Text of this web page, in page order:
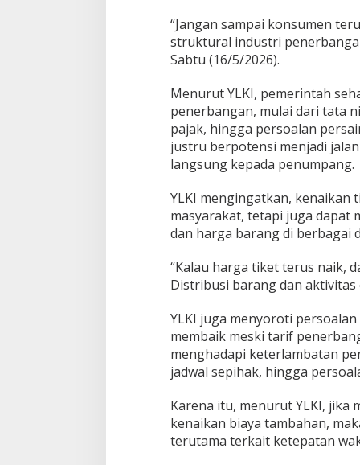
p
a
n
g
T
a
m
e
n
g
K
r
i
s
s
M
a
k
a
p
a
“Jangan sampai konsumen
struktural industri
Sabtu (16/5/2026).
Menurut YLKI, pemerintah
penerbangan, mulai dari tata
pajak, hingga persoalan
justru berpotensi menjadi
langsung kepada penumpang.
YLKI mengingatkan, kenaikan
masyarakat, tetapi juga dapat
dan harga barang di berbagai
“Kalau harga tiket terus naik,
Distribusi barang dan
YLKI juga menyoroti
membaik meski tarif
menghadapi keterlambatan
jadwal sepihak, hingga
Karena itu, menurut YLKI, jika
kenaikan biaya tambahan,
terutama terkait ketepatan